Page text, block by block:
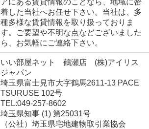
アにある賃貸情報のことなら、地域に密
着した当社へお任せ下さい。当社は、多
種多様な賃貸情報を取り扱っておりま
す。ご要望や不明な点などございました
ら、お気軽にご連絡下さい。
いい部屋ネット 鶴瀬店 (株)アイリス
ジャパン
埼玉県富士見市大字鶴馬2611-13 PACE
TSURUSE 102号
TEL:049-257-8602
埼玉県知事 (1) 第25031号
（公社）埼玉県宅地建物取引業協会